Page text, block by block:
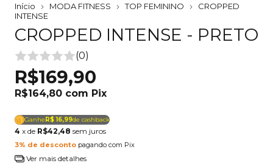
Início MODA FITNESS TOP FEMININO
CROPPED
INTENSE
CROPPED INTENSE - PRETO
(0)
R$169,90
R$164,80 com Pix
GanheR$ 16,99de cashback
4 x de R$42,48 sem juros
3% de desconto pagando com Pix
Ver mais detalhes